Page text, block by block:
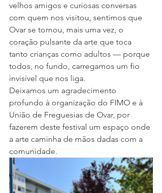
velhos amigos e curiosas conversas
com quem nos visitou, sentimos que
Ovar se tornou, mais uma vez, o
coração pulsante da arte que toca
tanto crianças como adultos — porque
todos, no fundo, carregamos um fio
invisível que nos liga.
Deixamos um agradecimento
profundo à organização do FIMO e à
União de Freguesias de Ovar, por
fazerem deste festival um espaço onde
a arte caminha de mãos dadas com a
comunidade.